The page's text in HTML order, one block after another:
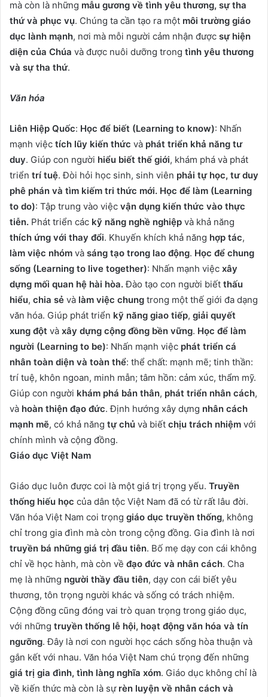
mà còn là những mẫu gương về tình yêu thương, sự tha
thứ và phục vụ. Chúng ta cần tạo ra một môi trường giáo
dục lành mạnh, nơi mà mỗi người cảm nhận được sự hiện
diện của Chúa và được nuôi dưỡng trong tình yêu thương
và sự tha thứ.
Văn hóa
Liên Hiệp Quốc: Học để biết (Learning to know): Nhấn
mạnh việc tích lũy kiến thức và phát triển khả năng tư
duy. Giúp con người hiểu biết thế giới, khám phá và phát
triển trí tuệ. Đòi hỏi học sinh, sinh viên phải tự học, tư duy
phê phán và tìm kiếm tri thức mới. Học để làm (Learning
to do): Tập trung vào việc vận dụng kiến thức vào thực
tiễn. Phát triển các kỹ năng nghề nghiệp và khả năng
thích ứng với thay đổi. Khuyến khích khả năng hợp tác,
làm việc nhóm và sáng tạo trong lao động. Học để chung
sống (Learning to live together): Nhấn mạnh việc xây
dựng mối quan hệ hài hòa.Đào tạo con người biết thấu
hiểu, chia sẻ và làm việc chung trong một thế giới đa dạng
văn hóa. Giúp phát triển kỹ năng giao tiếp, giải quyết
xung đột và xây dựng cộng đồng bền vững. Học để làm
người (Learning to be): Nhấn mạnh việc phát triển cá
nhân toàn diện và toàn thể: thể chất: mạnh mẽ; tinh thần:
trí tuệ, khôn ngoan, minh mẫn; tâm hồn: cảm xúc, thẩm mỹ.
Giúp con người khám phá bản thân, phát triển nhân cách,
và hoàn thiện đạo đức. Định hướng xây dựng nhân cách
mạnh mẽ, có khả năng tự chủ và biết chịu trách nhiệm với
chính mình và cộng đồng.
Giáo dục Việt Nam
Giáo dục luôn được coi là một giá trị trọng yếu. Truyền
thống hiếu học của dân tộc Việt Nam đã có từ rất lâu đời.
Văn hóa Việt Nam coi trọng giáo dục truyền thống, không
chỉ trong gia đình mà còn trong cộng đồng. Gia đình là nơi
truyền bá những giá trị đầu tiên. Bố mẹ dạy con cái không
chỉ về học hành, mà còn về đạo đức và nhân cách. Cha
mẹ là những người thầy đầu tiên, dạy con cái biết yêu
thương, tôn trọng người khác và sống có trách nhiệm.
Cộng đồng cũng đóng vai trò quan trọng trong giáo dục,
với những truyền thống lễ hội, hoạt động văn hóa và tín
ngưỡng. Đây là nơi con người học cách sống hòa thuận và
gắn kết với nhau. Văn hóa Việt Nam chú trọng đến những
giá trị gia đình, tình làng nghĩa xóm. Giáo dục không chỉ là
về kiến thức mà còn là sự rèn luyện về nhân cách và